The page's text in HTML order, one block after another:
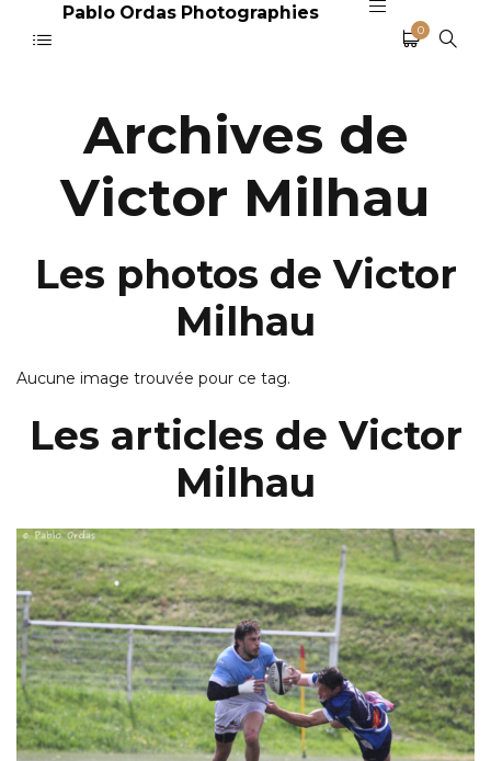
Pablo Ordas Photographies
0
Archives de
Victor Milhau
Les photos de Victor
Milhau
Aucune image trouvée pour ce tag.
Les articles de Victor
Milhau